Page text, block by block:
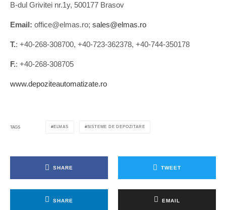
B-dul Grivitei nr.1y, 500177 Brasov
Email: office@elmas.ro; sales@elmas.ro
T.: +40-268-308700, +40-723-362378, +40-744-350178
F.: +40-268-308705
www.depoziteautomatizate.ro
TAGS ELMAS SISTEME DE DEPOZITARE
SHARE TWEET
SHARE EMAIL